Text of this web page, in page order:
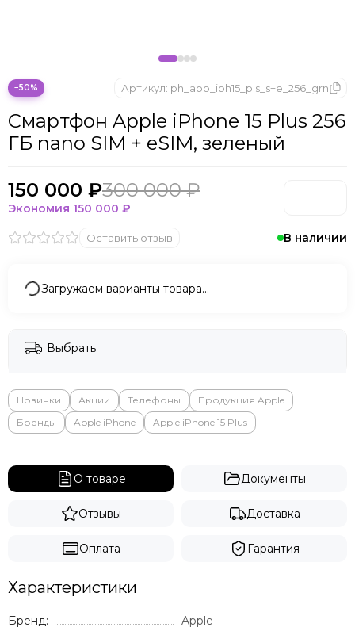
−50%
В наличии
Смартфон Apple iPhone 15 Plus 256
ГБ nano SIM + eSIM, зелeный
Артикул: ph_app_iph15_pls_s+e_256_grn
Оставить отзыв
150 000 ₽300 000 ₽
Экономия 150 000 ₽
Загружаем варианты товара…
Выбрать
Новинки Акции Телефоны
Продукция Apple
Бренды
Apple iPhone Apple iPhone 15 Plus
О товаре Документы
Отзывы Доставка
Оплата Гарантия
Характеристики
Бренд:
Apple